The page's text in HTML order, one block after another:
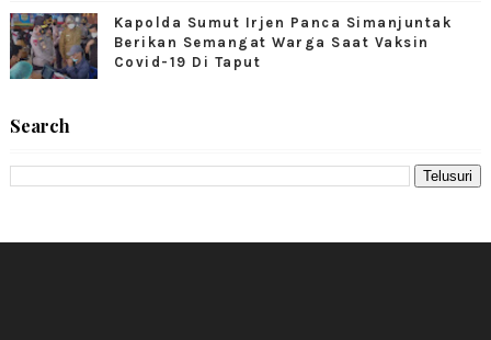
Kapolda Sumut Irjen Panca Simanjuntak
Berikan Semangat Warga Saat Vaksin
Covid-19 Di Taput
Search